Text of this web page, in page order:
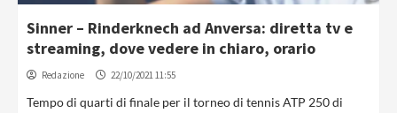
Sinner – Rinderknech ad Anversa: diretta tv e
streaming, dove vedere in chiaro, orario
Redazione 22/10/2021 11:55
Tempo di quarti di finale per il torneo di tennis ATP 250 di